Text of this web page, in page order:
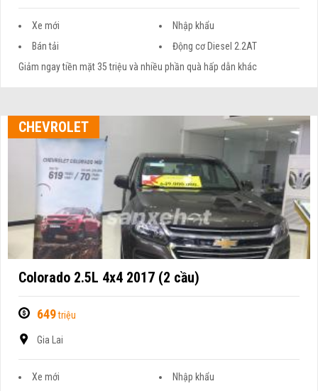
Xe mới
Nhập khẩu
Bán tải
Động cơ Diesel 2.2AT
Giảm ngay tiền mặt 35 triệu và nhiều phần quà hấp dẫn khác
CHEVROLET
Colorado 2.5L 4x4 2017 (2 cầu)
649triệu
Gia Lai
Xe mới
Nhập khẩu